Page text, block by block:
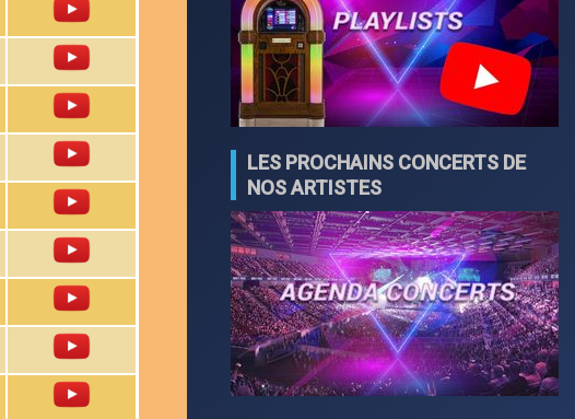
LES PROCHAINS CONCERTS DE
NOS ARTISTES